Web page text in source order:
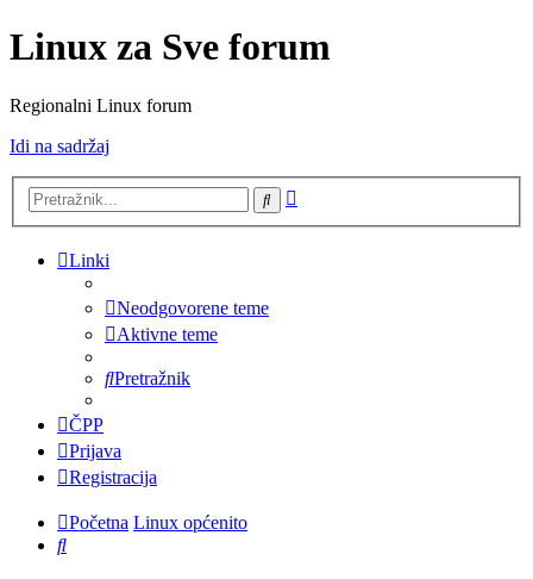
Linux za Sve forum
Regionalni Linux forum
Idi na sadržaj
Pretražnik
Linki
Neodgovorene teme
Aktivne teme
Pretražnik
ČPP
Prijava
Registracija
Početna Linux općenito
Pretražnik